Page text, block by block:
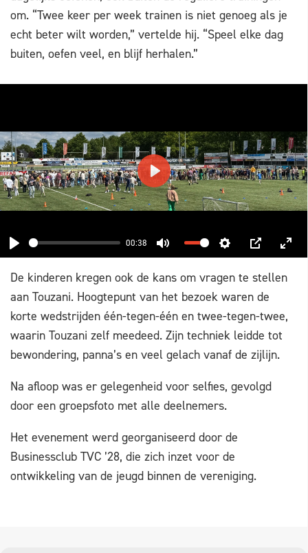
om. “Twee keer per week trainen is niet genoeg als je
echt beter wilt worden,” vertelde hij. “Speel elke dag
buiten, oefen veel, en blijf herhalen.”
PLAY 00:38 MUTE
SETTINGS
PIP
PLAY
De kinderen kregen ook de kans om vragen te stellen
aan Touzani. Hoogtepunt van het bezoek waren de
korte wedstrijden één-tegen-één en twee-tegen-twee,
waarin Touzani zelf meedeed. Zijn techniek leidde tot
bewondering, panna’s en veel gelach vanaf de zijlijn.
Na afloop was er gelegenheid voor selfies, gevolgd
door een groepsfoto met alle deelnemers.
Het evenement werd georganiseerd door de
Businessclub TVC ’28, die zich inzet voor de
ontwikkeling van de jeugd binnen de vereniging.